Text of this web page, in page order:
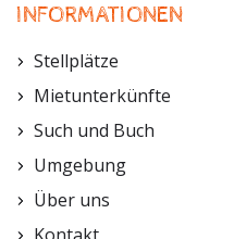
INFORMATIONEN
Stellplätze
Mietunterkünfte
Such und Buch
Umgebung
Über uns